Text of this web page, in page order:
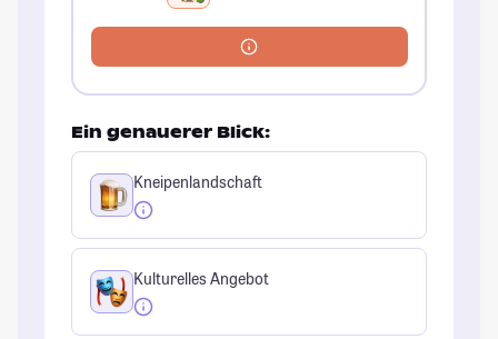
Ein genauerer Blick:
Kneipenlandschaft
Kulturelles Angebot